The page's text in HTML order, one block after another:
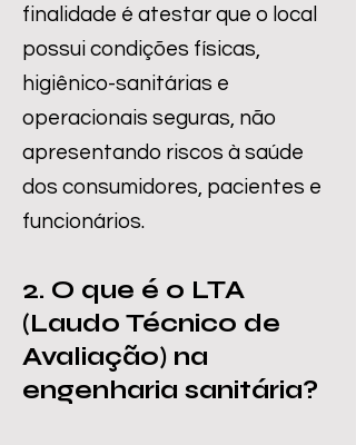
finalidade é atestar que o local
possui condições físicas,
higiênico-sanitárias e
operacionais seguras, não
apresentando riscos à saúde
dos consumidores, pacientes e
funcionários.
2. O que é o LTA
(Laudo Técnico de
Avaliação) na
engenharia sanitária?